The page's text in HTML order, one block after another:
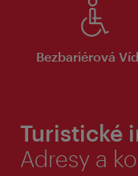
Bezbariérová
Turistické
Adresy a